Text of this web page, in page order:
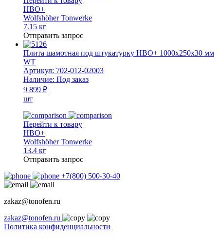
HBO+
Wolfshöher Tonwerke
7.15 кг
Отправить запрос
Плита шамотная под штукатурку НВО+ 1000х250х30 мм
WT
Артикул: 702-012-02003
Наличие: Под заказ
9 899 ₽
шт
Перейти к товару
HBO+
Wolfshöher Tonwerke
13.4 кг
Отправить запрос
+7(800) 500-30-40
zakaz@tonofen.ru
zakaz@tonofen.ru
Политика конфиденциальности